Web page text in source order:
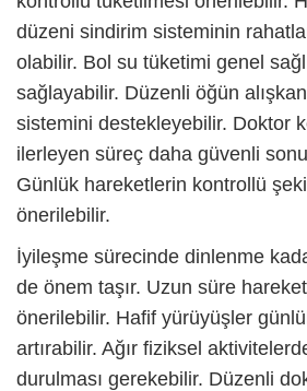
düzeni sindirim sisteminin
olabilir. Bol su tüketimi genel
sağlayabilir. Düzenli öğün
sistemini destekleyebilir. Doktor
ilerleyen süreç daha güvenli
Günlük hareketlerin kontrollü
önerilebilir.
İyileşme sürecinde dinlenme
de önem taşır. Uzun süre
önerilebilir. Hafif yürüyüşler
artırabilir. Ağır fiziksel
durulması gerekebilir. Düzenli